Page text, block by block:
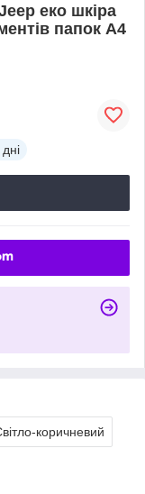
еко шкіра
папок А4
коричневий